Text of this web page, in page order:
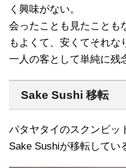
く興味がない。
会ったことも見たことも
もよくて、安くてそれな
一人の客として単純に残
Sake Sushi 移転
パタヤタイのスクンビッ
Sake Sushiが移転してい